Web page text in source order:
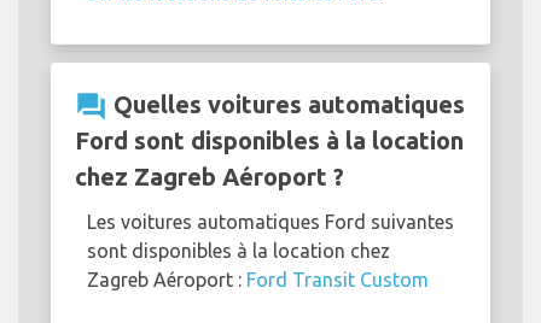
question_answer Quelles voitures automatiques
Ford sont disponibles à la location
chez Zagreb Aéroport ?
Les voitures automatiques Ford suivantes
sont disponibles à la location chez
Zagreb Aéroport : Ford Transit Custom